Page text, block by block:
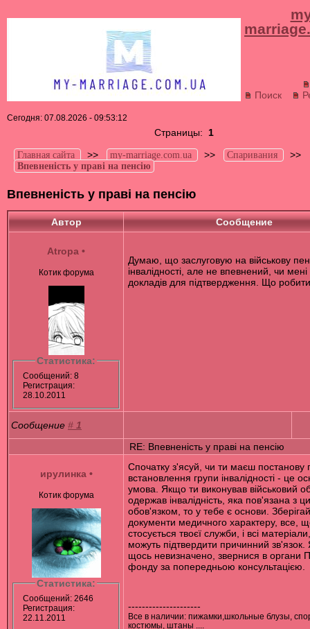
Поиск
Сегодня: 07.08.2026 - 09:53:12
Страницы: 1
Главная сайта >> my-marriage.com.ua >> Спаривания >>
Впевненість у праві на пенсію
Впевненість у праві на пенсію
Автор Сообщение
Atropa •
Котик форума
Статистика:
Сообщений: 8
Регистрация:
28.10.2011
Думаю, що заслуговую на військову
інвалідності, але не впевнений, чи мені
докладів для підтвердження. Що
Сообщение # 1
RE: Впевненість у праві на пенсію
ирулинка •
Котик форума
Статистика:
Сообщений: 2646
Регистрация:
22.11.2011
Спочатку з'ясуй, чи ти маєш постанову
встановлення групи інвалідності - це
умова. Якщо ти виконував військовий
одержав інвалідність, яка пов'язана з
обов'язком, то у тебе є основи. Зберігай
документи медичного характеру, все,
стосується твоєї служби, і всі
можуть підтвердити причинний
щось невизначено, звернися в органи
фонду за попередньою консультацією.
---------------------
Все в наличии: пижамки,школьные блузы,
костюмы, штаны ....